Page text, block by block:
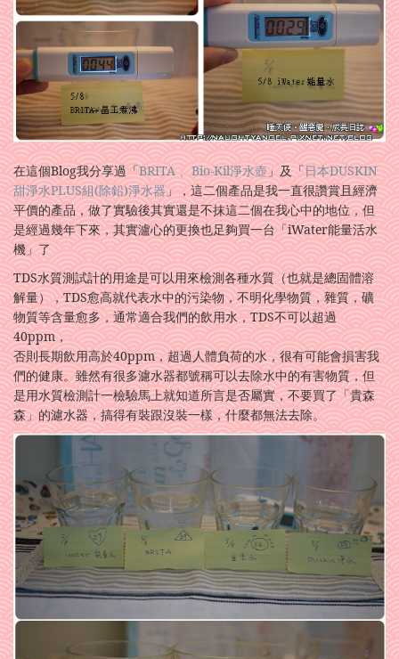
在這個Blog我分享過「BRITA 、Bio-Kil淨水壺」及「日本DUSKIN
甜淨水PLUS組(除鉛)淨水器」，這二個產品是我一直很讚賞且經濟
平價的產品，做了實驗後其實還是不抹這二個在我心中的地位，但
是經過幾年下來，其實瀘心的更換也足夠買一台「iWater能量活水
機」了
TDS水質測試計的用途是可以用來檢測各種水質（也就是總固體溶
解量），TDS愈高就代表水中的污染物，不明化學物質，雜質，礦
物質等含量愈多，通常適合我們的飲用水，TDS不可以超過
40ppm，
否則長期飲用高於40ppm，超過人體負荷的水，很有可能會損害我
們的健康。雖然有很多濾水器都號稱可以去除水中的有害物質，但
是用水質檢測計一檢驗馬上就知道所言是否屬實，不要買了「貴森
森」的濾水器，搞得有裝跟沒裝一樣，什麼都無法去除。